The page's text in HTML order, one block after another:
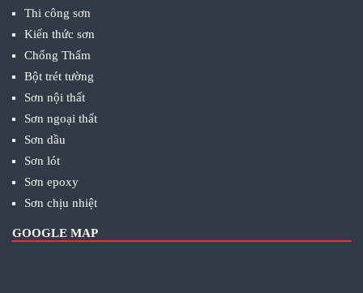
Thi công sơn
Kiến thức sơn
Chống Thấm
Bột trét tường
Sơn nội thất
Sơn ngoại thất
Sơn dầu
Sơn lót
Sơn epoxy
Sơn chịu nhiệt
GOOGLE MAP